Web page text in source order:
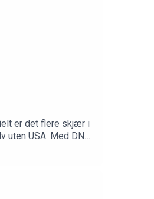
er det flere skjær i
uten USA. Med DNs